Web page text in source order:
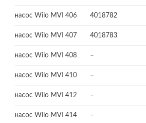
насос Wilo MVI 406 4018782
насос Wilo MVI 407 4018783
насос Wilo MVI 408 –
насос Wilo MVI 410 –
насос Wilo MVI 412 –
насос Wilo MVI 414 –